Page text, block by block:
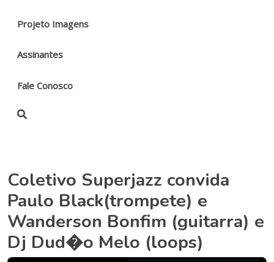
Projeto Imagens
Assinantes
Fale Conosco
Coletivo Superjazz convida
Paulo Black(trompete) e
Wanderson Bonfim (guitarra) e
Dj Dud�o Melo (loops)